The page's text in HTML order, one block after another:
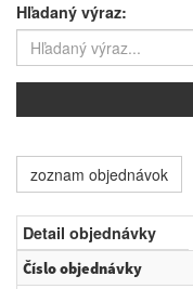
Hľadaný výraz:
zoznam objednávok
Detail objednávky
Číslo objednávky